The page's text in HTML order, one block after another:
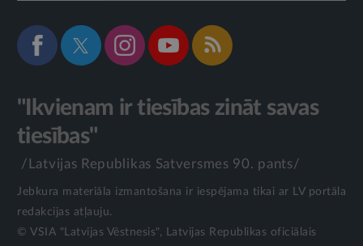
"Ikvienam ir tiesības zināt savas
tiesības"
/Latvijas Republikas Satversmes 90. pants/
Jebkura materiāla izmantošana ir iespējama tikai ar LV portāla
redakcijas atļauju.
© VSIA "Latvijas Vēstnesis", Latvijas Republikas oficiālais